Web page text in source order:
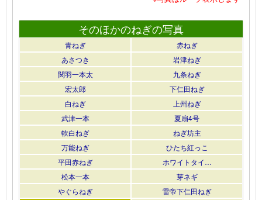
そのほかのねぎの写真
青ねぎ
赤ねぎ
あさつき
岩津ねぎ
関羽一本太
九条ねぎ
宏太郎
下仁田ねぎ
白ねぎ
上州ねぎ
武津一本
夏扇4号
軟白ねぎ
ねぎ坊主
万能ねぎ
ひたち紅っこ
平田赤ねぎ
ホワイトタイ…
松本一本
芽ネギ
やぐらねぎ
雷帝下仁田ねぎ